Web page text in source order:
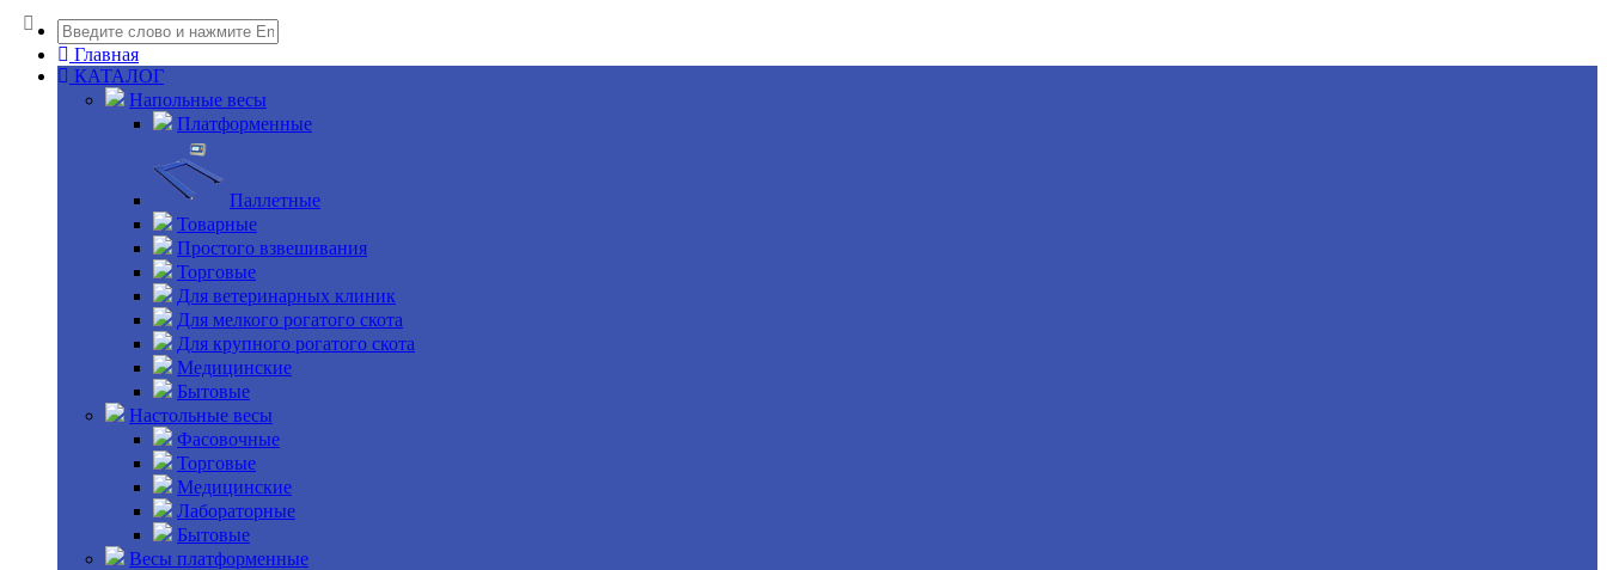
Главная
КАТАЛОГ
Напольные весы
Платформенные
Паллетные
Товарные
Простого взвешивания
Торговые
Для ветеринарных клиник
Для мелкого рогатого скота
Для крупного рогатого скота
Медицинские
Бытовые
Настольные весы
Фасовочные
Торговые
Медицинские
Лабораторные
Бытовые
Весы платформенные